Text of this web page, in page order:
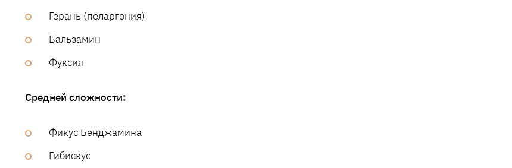
Герань (пеларгония)
Бальзамин
Фуксия
Средней сложности:
Фикус Бенджамина
Гибискус